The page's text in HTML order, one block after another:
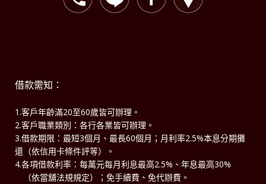
借款需知：
1.客戶年齡滿20至60歲皆可辦理。
2.客戶職業類別：各行各業皆可辦理。
3.借款期限：最短3個月、最長60個月；月利率2.5%本息分期攤
還（依信用卡條件評等）。
4.各項借款利率：每萬元每月利息最高2.5%、年息最高30%
（依當舖法規規定）；免手續費、免代辦費。